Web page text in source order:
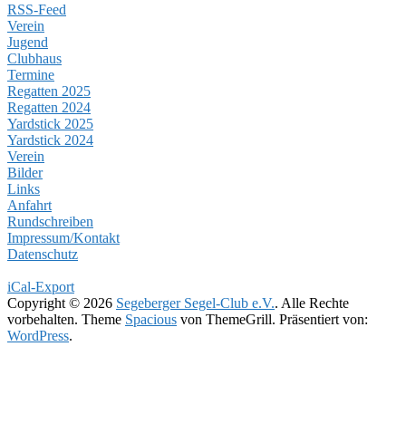
RSS-Feed
Verein
Jugend
Clubhaus
Termine
Regatten 2025
Regatten 2024
Yardstick 2025
Yardstick 2024
Verein
Bilder
Links
Anfahrt
Rundschreiben
Impressum/Kontakt
Datenschutz
iCal-Export
Copyright © 2026 Segeberger Segel-Club e.V.. Alle Rechte
vorbehalten. Theme Spacious von ThemeGrill. Präsentiert von:
WordPress.